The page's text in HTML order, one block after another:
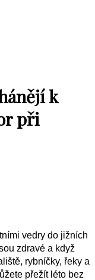
k
při
vedry do jižních
zdravé a když
rybníčky, řeky a
přežít léto bez